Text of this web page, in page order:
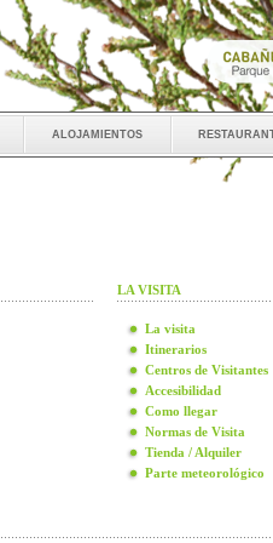
alojamientos
LA VISITA
La visita
Itinerarios
Centros de Visitantes
Accesibilidad
Como llegar
Normas de Visita
Tienda / Alquiler
Parte meteorológico